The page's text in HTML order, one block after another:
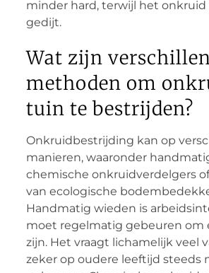
minder hard, terwijl het onkruid
gedijt.
Wat zijn
methoden om
tuin te bestrijden?
Onkruidbestrijding kan op
manieren, waaronder
chemische onkruidverdelgers
van ecologische
Handmatig wieden is
moet regelmatig gebeuren om
zijn. Het vraagt lichamelijk veel
zeker op oudere leeftijd steeds